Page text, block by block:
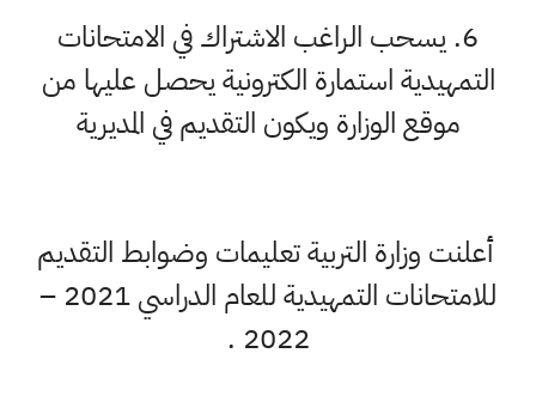
6. يسحب الراغب الاشتراك في الامتحانات
التمهيدية استمارة الكترونية يحصل عليها من
موقع الوزارة ويكون التقديم في المديرية
أعلنت وزارة التربية تعليمات وضوابط التقديم
للامتحانات التمهيدية للعام الدراسي 2021 –
2022 .